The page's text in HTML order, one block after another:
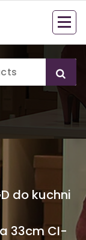
do kuchni
33cm CI-